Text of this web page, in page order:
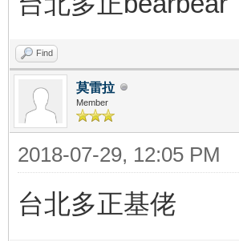
Find
莫雷拉
Member
2018-07-29, 12:05 PM
台北多正基佬